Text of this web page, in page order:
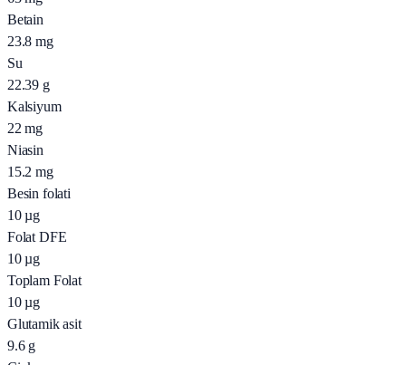
Betain
23.8 mg
Su
22.39 g
Kalsiyum
22 mg
Niasin
15.2 mg
Besin folati
10 µg
Folat DFE
10 µg
Toplam Folat
10 µg
Glutamik asit
9.6 g